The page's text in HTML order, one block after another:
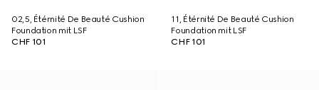
02,5, Étérnité De Beauté Cushion
Foundation mit LSF
CHF 101
11, Étérnité De Beauté Cushion
Foundation mit LSF
CHF 101